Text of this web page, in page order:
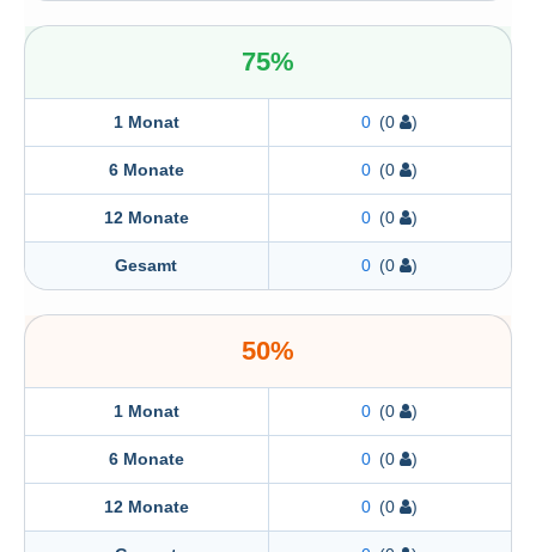
75%
1 Monat 0 (0 )
6 Monate 0 (0 )
12 Monate 0 (0 )
Gesamt 0 (0 )
50%
1 Monat 0 (0 )
6 Monate 0 (0 )
12 Monate 0 (0 )